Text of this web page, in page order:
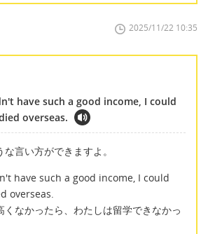
2025/11/22 10:35
have such a good income, I could
overseas.
言い方ができますよ。
have such a good income, I could
overseas.
くなかったら、わたしは留学できなかっ